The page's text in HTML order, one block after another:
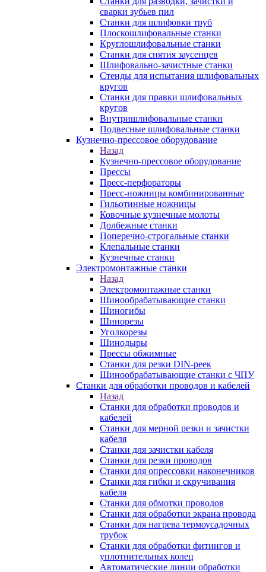
сварки зубьев пил
Станки для шлифовки труб
Плоскошлифовальные станки
Круглошлифовальные станки
Станки для снятия заусенцев
Шлифовально-зачистные станки
Стенды для испытания шлифовальных
кругов
Станки для правки шлифовальных
кругов
Внутришлифовальные станки
Подвесные шлифовальные станки
Кузнечно-прессовое оборудование
Назад
Кузнечно-прессовое оборудование
Прессы
Пресс-перфораторы
Пресс-ножницы комбинированные
Гильотинные ножницы
Ковочные кузнечные молоты
Долбежные станки
Поперечно-строгальные станки
Клепальные станки
Кузнечные станки
Электромонтажные станки
Назад
Электромонтажные станки
Шинообрабатывающие станки
Шиногибы
Шинорезы
Уголкорезы
Шинодыры
Прессы обжимные
Станки для резки DIN-реек
Шинообрабатывающие станки с ЧПУ
Станки для обработки проводов и кабелей
Назад
Станки для обработки проводов и
кабелей
Станки для мерной резки и зачистки
кабеля
Станки для зачистки кабеля
Станки для резки проводов
Станки для опрессовки наконечников
Станки для гибки и скручивания
кабеля
Станки для обмотки проводов
Станки для обработки экрана провода
Станки для нагрева термоусадочных
трубок
Станки для обработки фитингов и
уплотнительных колец
Автоматические линии обработки